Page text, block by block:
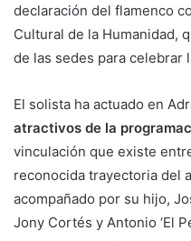
declaración del flamenco
Cultural de la Humanidad,
de las sedes para celebrar
El solista ha actuado en
atractivos de la
vinculación que existe
reconocida trayectoria del
acompañado por su hijo,
Jony Cortés y Antonio ‘El